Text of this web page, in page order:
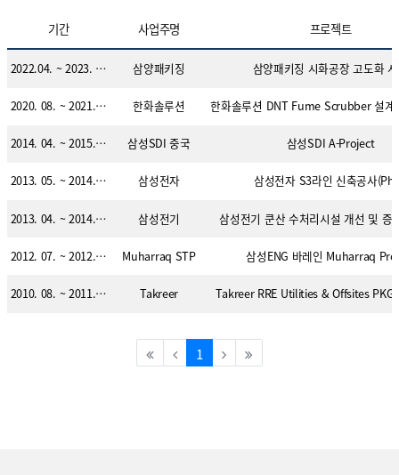
기간 사업주명 프로젝트
2022.04. ~ 2023. 05. 삼양패키징 삼양패키징 시화공장 고도화
2020. 08. ~ 2021. 02. 한화솔루션
2014. 04. ~ 2015. 06. 삼성SDI 중국 삼성SDI A-Project
2013. 05. ~ 2014. 07. 삼성전자 삼성전자 S3라인 신축공사
2013. 04. ~ 2014. 03. 삼성전기 삼성전기 쿤산 수처리시설 개선 및 증
2012. 07. ~ 2012. 07. Muharraq STP 삼성ENG 바레인 Muharraq
2010. 08. ~ 2011. 05. Takreer Takreer RRE Utilities & Offsites
1 (current)